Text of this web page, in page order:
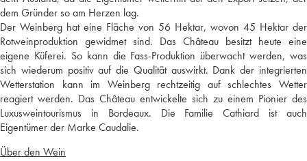
dem Gründer so am Herzen lag.
Der Weinberg hat eine Fläche von 56 Hektar, wovon 45 Hektar der
Rotweinproduktion gewidmet sind. Das Château besitzt heute eine
eigene Küferei. So kann die Fass-Produktion überwacht werden, was
sich wiederum positiv auf die Qualität auswirkt. Dank der integrierten
Wetterstation kann im Weinberg rechtzeitig auf schlechtes Wetter
reagiert werden. Das Château entwickelte sich zu einem Pionier des
Luxusweintourismus in Bordeaux. Die Familie Cathiard ist auch
Eigentümer der Marke Caudalie.
Über den Wein